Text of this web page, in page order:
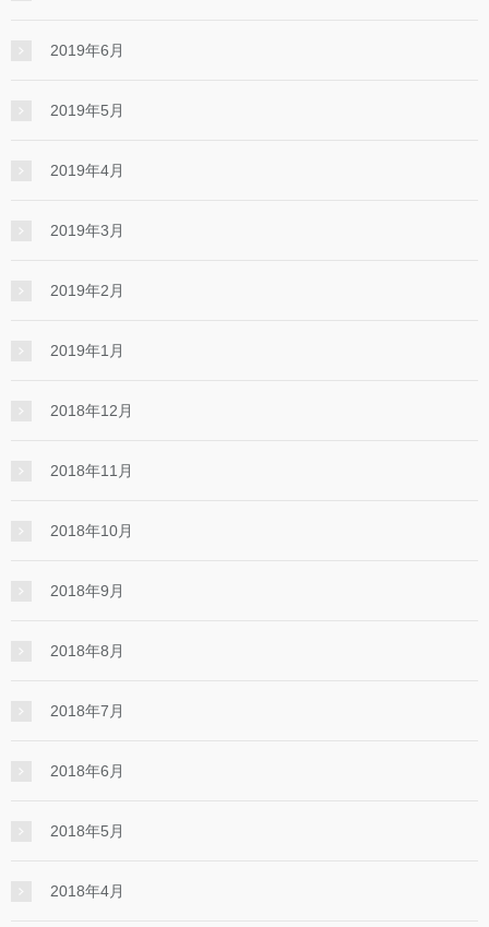
2019年6月
2019年5月
2019年4月
2019年3月
2019年2月
2019年1月
2018年12月
2018年11月
2018年10月
2018年9月
2018年8月
2018年7月
2018年6月
2018年5月
2018年4月